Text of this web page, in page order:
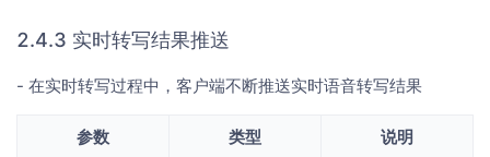
2.4.3 实时转写结果推送
- 在实时转写过程中，客户端不断推送实时语音转写结果
参数 类型 说明